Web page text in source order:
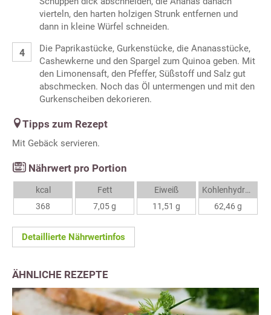
vierteln, den harten holzigen Strunk entfernen und
dann in kleine Würfel schneiden.
Die Paprikastücke, Gurkenstücke, die Ananasstücke,
Cashewkerne und den Spargel zum Quinoa geben. Mit
den Limonensaft, den Pfeffer, Süßstoff und Salz gut
abschmecken. Noch das Öl untermengen und mit den
Gurkenscheiben dekorieren.
Tipps zum Rezept
Mit Gebäck servieren.
Nährwert pro Portion
kcal
368
Fett
7,05 g
Eiweiß
11,51 g
Kohlenhydrate
62,46 g
Detaillierte Nährwertinfos
ÄHNLICHE REZEPTE